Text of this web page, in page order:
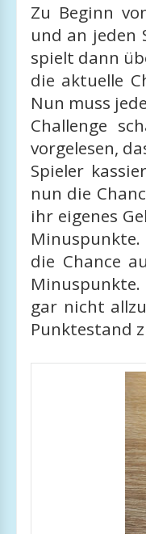
Zu Beginn
und an jeden
spielt dann
die aktuelle
Nun muss
Challenge
vorgelesen,
Spieler
nun die
ihr eigenes
die Chance
gar nicht
Punktestand